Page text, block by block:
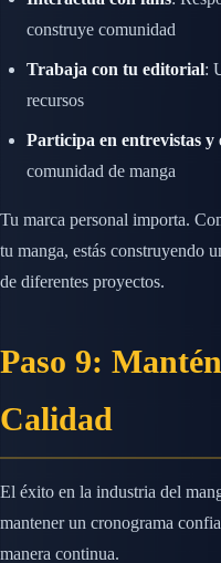
construye comunidad
Trabaja con tu editorial:
recursos
Participa en entrevistas y
comunidad de manga
Tu marca personal importa.
tu manga, estás construyendo
de diferentes proyectos.
Paso 9:
Calidad
El éxito en la industria del
mantener un cronograma
manera continua.